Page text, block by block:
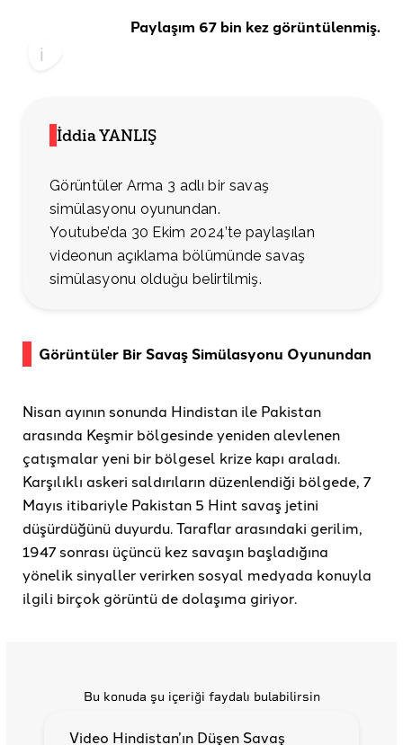
Paylaşım 67 bin kez görüntülenmiş.
İddia YANLIŞ
Görüntüler Arma 3 adlı bir savaş
simülasyonu oyunundan.
Youtube’da 30 Ekim 2024’te paylaşılan
videonun açıklama bölümünde savaş
simülasyonu olduğu belirtilmiş.
Görüntüler Bir Savaş Simülasyonu Oyunundan
Nisan ayının sonunda Hindistan ile Pakistan
arasında Keşmir bölgesinde yeniden alevlenen
çatışmalar yeni bir bölgesel krize kapı araladı.
Karşılıklı askeri saldırıların düzenlendiği bölgede, 7
Mayıs itibariyle Pakistan 5 Hint savaş jetini
düşürdüğünü duyurdu. Taraflar arasındaki gerilim,
1947 sonrası üçüncü kez savaşın başladığına
yönelik sinyaller verirken sosyal medyada konuyla
ilgili birçok görüntü de dolaşıma giriyor.
Bu konuda şu içeriği faydalı bulabilirsin
Video Hindistan’ın Düşen Savaş